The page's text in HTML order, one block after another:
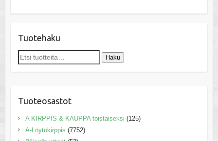
Tuotehaku
Etsi: Haku
Tuoteosastot
A KIRPPIS & KAUPPA toistaiseksi (125)
A-Löytökirppis (7752)